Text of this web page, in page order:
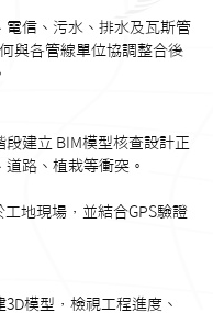
電信、污水、排水及瓦斯管
與各管線單位協調整合後
段建立 BIM模型核查設計正
路、植栽等衝突。
工地現場，並結合GPS驗證
模型，檢視工程進度、